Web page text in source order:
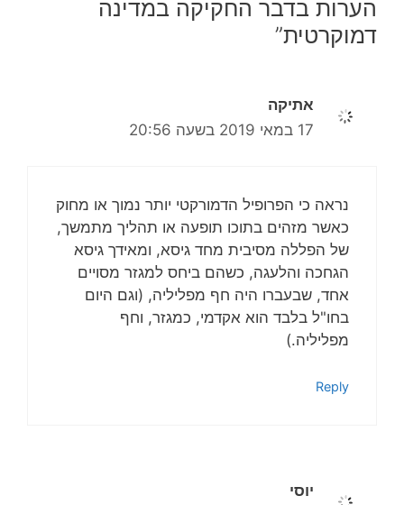
הערות בדבר החקיקה במדינה
דמוקרטית”
אתיקה
17 במאי 2019 בשעה 20:56
נראה כי הפרופיל הדמורקטי יותר נמוך או מחוק
כאשר מזהים בתוכו תופעה או תהליך מתמשך,
של הפללה מסיבית מחד גיסא, ומאידך גיסא
הגחכה והלעגה, כשהם ביחס למגזר מסויים
אחד, שבעברו היה חף מפליליה, (וגם היום
בחו"ל בלבד הוא אקדמי, כמגזר, וחף
מפליליה.)
Reply
יוסי